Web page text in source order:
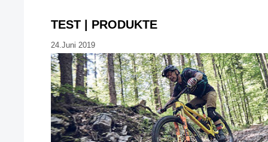
TEST | PRODUKTE
24.Juni 2019